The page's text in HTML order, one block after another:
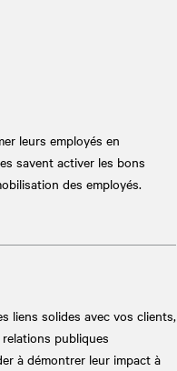
leurs employés en
savent activer les bons
des employés.
liens solides avec vos clients,
publiques
à démontrer leur impact à